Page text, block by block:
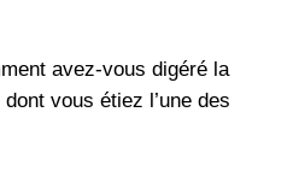
avez-vous digéré la
vous étiez l’une des